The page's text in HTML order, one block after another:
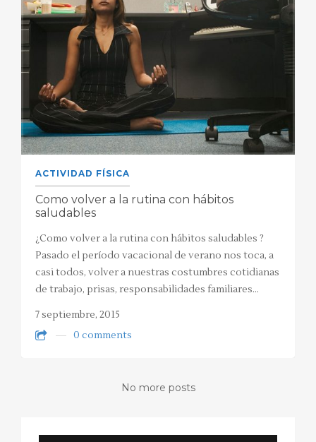
ACTIVIDAD FÍSICA
Como volver a la rutina con hábitos
saludables
¿Como volver a la rutina con hábitos saludables ?
Pasado el período vacacional de verano nos toca, a
casi todos, volver a nuestras costumbres cotidianas
de trabajo, prisas, responsabilidades familiares…
7 septiembre, 2015
0 comments
No more posts